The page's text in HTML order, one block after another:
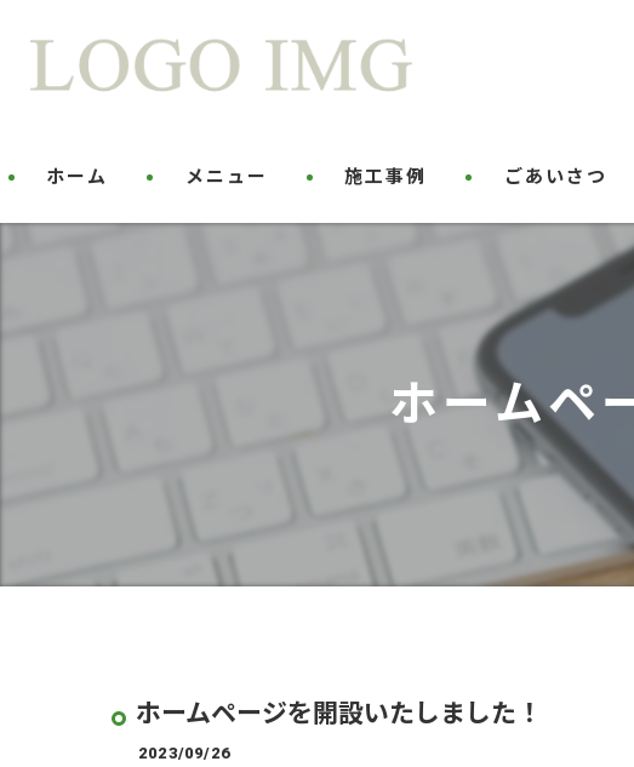
ホーム メニュー 施工事例 ごあいさつ
ホームペ
ホームページを開設いたしました！
2023/09/26